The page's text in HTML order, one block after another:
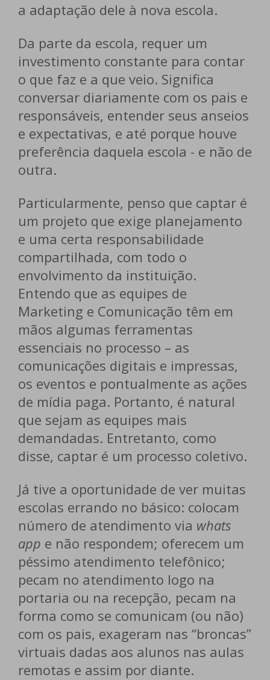
a adaptação dele à nova escola.
Da parte da escola, requer um
investimento constante para contar
o que faz e a que veio. Significa
conversar diariamente com os pais e
responsáveis, entender seus anseios
e expectativas, e até porque houve
preferência daquela escola - e não de
outra.
Particularmente, penso que captar é
um projeto que exige planejamento
e uma certa responsabilidade
compartilhada, com todo o
envolvimento da instituição.
Entendo que as equipes de
Marketing e Comunicação têm em
mãos algumas ferramentas
essenciais no processo – as
comunicações digitais e impressas,
os eventos e pontualmente as ações
de mídia paga. Portanto, é natural
que sejam as equipes mais
demandadas. Entretanto, como
disse, captar é um processo coletivo.
Já tive a oportunidade de ver muitas
escolas errando no básico: colocam
número de atendimento via whats
app e não respondem; oferecem um
péssimo atendimento telefônico;
pecam no atendimento logo na
portaria ou na recepção, pecam na
forma como se comunicam (ou não)
com os pais, exageram nas “broncas”
virtuais dadas aos alunos nas aulas
remotas e assim por diante.